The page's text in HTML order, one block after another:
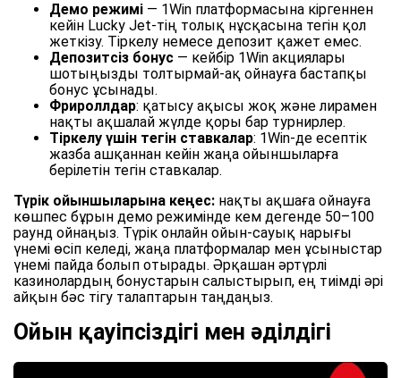
Демо режимі — 1Win платформасына кіргеннен
кейін Lucky Jet-тің толық нұсқасына тегін қол
жеткізу. Тіркелу немесе депозит қажет емес.
Депозитсіз бонус — кейбір 1Win акциялары
шотыңызды толтырмай-ақ ойнауға бастапқы
бонус ұсынады.
Фрироллдар: қатысу ақысы жоқ және лирамен
нақты ақшалай жүлде қоры бар турнирлер.
Тіркелу үшін тегін ставкалар: 1Win-де есептік
жазба ашқаннан кейін жаңа ойыншыларға
берілетін тегін ставкалар.
Түрік ойыншыларына кеңес: нақты ақшаға ойнауға
көшпес бұрын демо режимінде кем дегенде 50–100
раунд ойнаңыз. Түрік онлайн ойын-сауық нарығы
үнемі өсіп келеді, жаңа платформалар мен ұсыныстар
үнемі пайда болып отырады. Әрқашан әртүрлі
казинолардың бонустарын салыстырып, ең тиімді әрі
айқын бәс тігу талаптарын таңдаңыз.
Ойын қауіпсіздігі мен әділдігі